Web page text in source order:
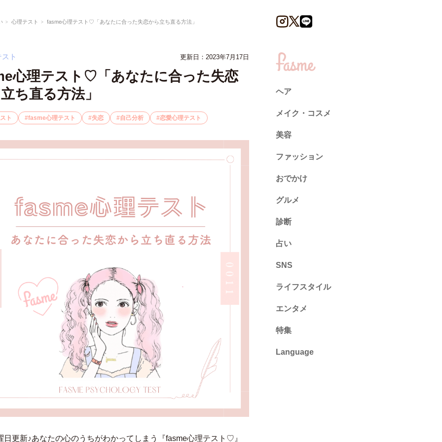
心理テスト fasme心理テスト♡「あなたに合った失恋から立ち直る方法」
ト 更新日：2023年7月17日
心理テスト♡「あなたに合った失恋
ち直る方法」
ト fasme心理テスト 失恋 自己分析 恋愛心理テスト
日更新♪あなたの心のうちがわかってしまう『fasme心理テスト♡』
ヘア
メイク・コスメ
美容
ファッション
トレンド
ネイル
おでかけ
グルメ
診断
診断
占い
心理テスト
SNS
ライフスタイル
推し活
カルチャー・暮らし
エンタメ
特集
Language